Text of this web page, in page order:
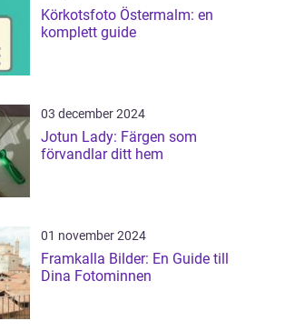
Körkotsfoto Östermalm: en
komplett guide
03 december 2024
Jotun Lady: Färgen som
förvandlar ditt hem
01 november 2024
Framkalla Bilder: En Guide till
Dina Fotominnen